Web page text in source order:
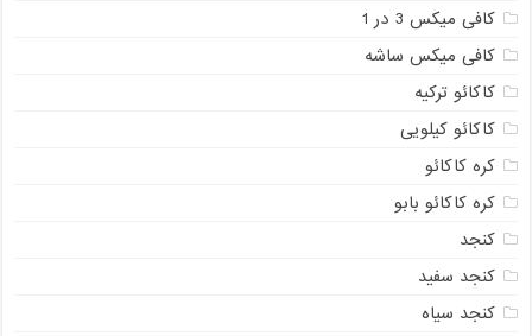
کافی میکس 3 در 1
کافی میکس ساشه
کاکائو ترکیه
کاکائو کیلویی
کره کاکائو
کره کاکائو بابو
کنجد
کنجد سفید
کنجد سیاه